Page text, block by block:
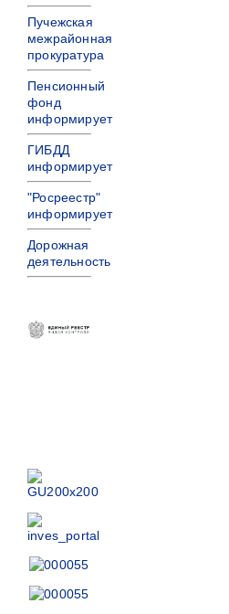
Пучежская
межрайонная
прокуратура
Пенсионный
фонд
информирует
ГИБДД
информирует
"Росреестр"
информирует
Дорожная
деятельность